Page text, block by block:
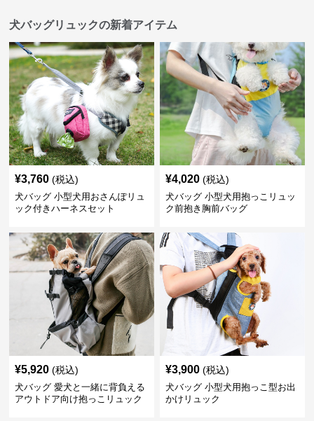
犬バッグリュックの新着アイテム
¥3,760 (税込)
犬バッグ 小型犬用おさんぽリュ
ック付きハーネスセット
¥4,020 (税込)
犬バッグ 小型犬用抱っこリュッ
ク前抱き胸前バッグ
¥5,920 (税込)
犬バッグ 愛犬と一緒に背負える
アウトドア向け抱っこリュック
¥3,900 (税込)
犬バッグ 小型犬用抱っこ型お出
かけリュック